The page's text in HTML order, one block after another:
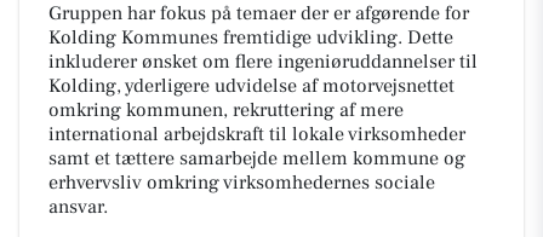
Gruppen har fokus på temaer der er afgørende for
Kolding Kommunes fremtidige udvikling. Dette
inkluderer ønsket om flere ingeniøruddannelser til
Kolding, yderligere udvidelse af motorvejsnettet
omkring kommunen, rekruttering af mere
international arbejdskraft til lokale virksomheder
samt et tættere samarbejde mellem kommune og
erhvervsliv omkring virksomhedernes sociale
ansvar.